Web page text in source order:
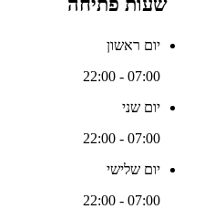
שעות פתיחה
יום ראשון
07:00 - 22:00
יום שני
07:00 - 22:00
יום שלישי
07:00 - 22:00